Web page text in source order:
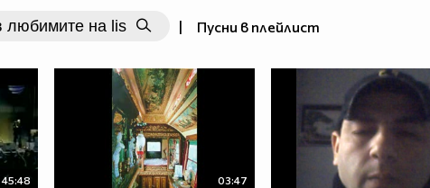
| Пусни в плейлист
45:48 03:47